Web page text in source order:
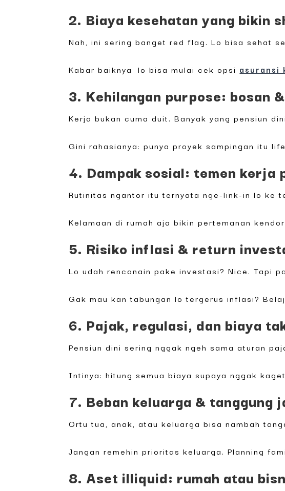
2. Biaya kesehatan yang bikin
Nah, ini sering banget red flag. Lo bisa sehat
Kabar baiknya: lo bisa mulai cek opsi asuransi
3. Kehilangan purpose: bosan
Kerja bukan cuma duit. Banyak yang pensiun
Gini rahasianya: punya proyek sampingan itu
4. Dampak sosial: temen
Rutinitas ngantor itu ternyata nge-link-in lo ke
Kelamaan di rumah aja bikin pertemanan
5. Risiko inflasi & return
Lo udah rencanain pake investasi? Nice. Tapi
Gak mau kan tabungan lo tergerus inflasi?
6. Pajak, regulasi, dan biaya
Pensiun dini sering nggak ngeh sama aturan
Intinya: hitung semua biaya supaya nggak
7. Beban keluarga & tanggung
Ortu tua, anak, atau keluarga bisa nambah
Jangan remehin prioritas keluarga. Planning
8. Aset illiquid: rumah atau